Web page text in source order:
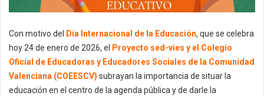
Con motivo del Día Internacional de la Educación, que se celebra
hoy 24 de enero de 2026, el
Proyecto sed-vies y el Colegio
Oficial de Educadoras y Educadores Sociales de la Comunidad
Valenciana (COEESCV) subrayan la importancia de situar la
educación en el centro de la agenda pública y de darle la